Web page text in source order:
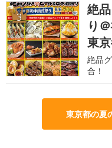
3
絶
り
東
絶品
合！
東京都の夏